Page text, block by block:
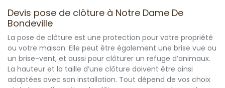
Devis pose de clôture à Notre Dame De
Bondeville
La pose de clôture est une protection pour votre propriété
ou votre maison. Elle peut être également une brise vue ou
un brise-vent, et aussi pour clôturer un refuge d’animaux.
La hauteur et la taille d’une clôture doivent être ainsi
adaptées avec son installation. Tout dépend de vos choix